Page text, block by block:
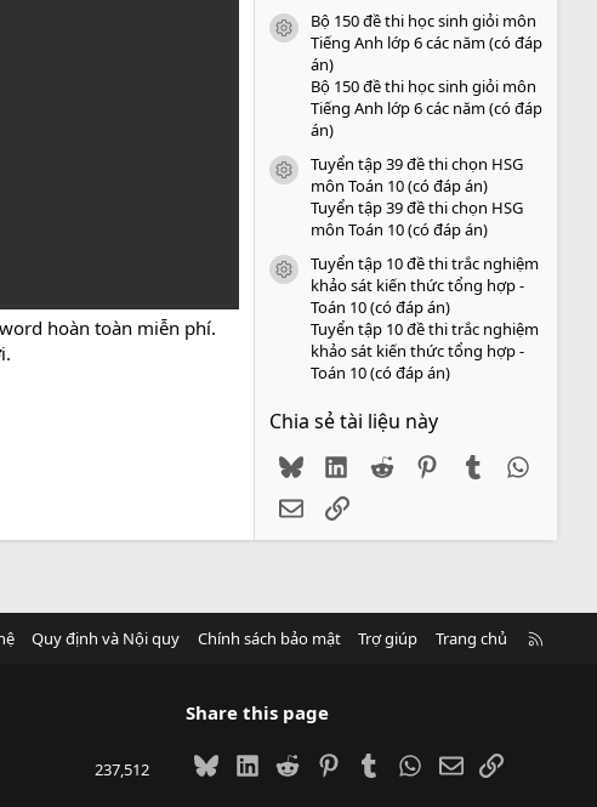
hoàn toàn miễn phí.
icon tài liệu
Bộ 150 đề thi học sinh giỏi môn
Tiếng Anh lớp 6 các năm (có đáp
án)
Bộ 150 đề thi học sinh giỏi môn
Tiếng Anh lớp 6 các năm (có đáp
án)
icon tài liệu
Tuyển tập 39 đề thi chọn HSG
môn Toán 10 (có đáp án)
Tuyển tập 39 đề thi chọn HSG
môn Toán 10 (có đáp án)
icon tài liệu
Tuyển tập 10 đề thi trắc nghiệm
khảo sát kiến thức tổng hợp -
Toán 10 (có đáp án)
Tuyển tập 10 đề thi trắc nghiệm
khảo sát kiến thức tổng hợp -
Toán 10 (có đáp án)
Chia sẻ tài liệu này
BlueskyLinkedIn
Reddit PinterestTumblr
EmailLink
Quy định và Nội quy Chính sách bảo mật Trợ giúp Trang chủ
237,512
Share this page
BlueskyLinkedIn
Reddit PinterestTumblrWhatsApp
EmailLink